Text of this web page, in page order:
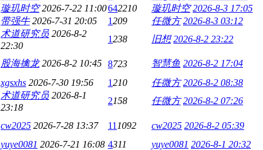
璇玑时空 2026-7-22 11:00642210 璇玑时空 2026-8-3 17:05
带强牛 2026-7-31 20:05 1209 任微方 2026-8-3 03:12
术道研究员 2026-8-2
22:30
1238 旧想 2026-8-2 23:22
股海擒龙 2026-8-2 10:45 8723 智慧鱼 2026-8-2 17:04
xgsxhs 2026-7-30 19:56 1210 任微方 2026-8-2 08:38
术道研究员 2026-8-1
23:18
2158 任微方 2026-8-2 07:26
cw2025 2026-7-28 13:37 11 1092 cw2025 2026-8-2 05:39
yuye0081 2026-7-21 16:08 4311 yuye0081 2026-8-1 20:32